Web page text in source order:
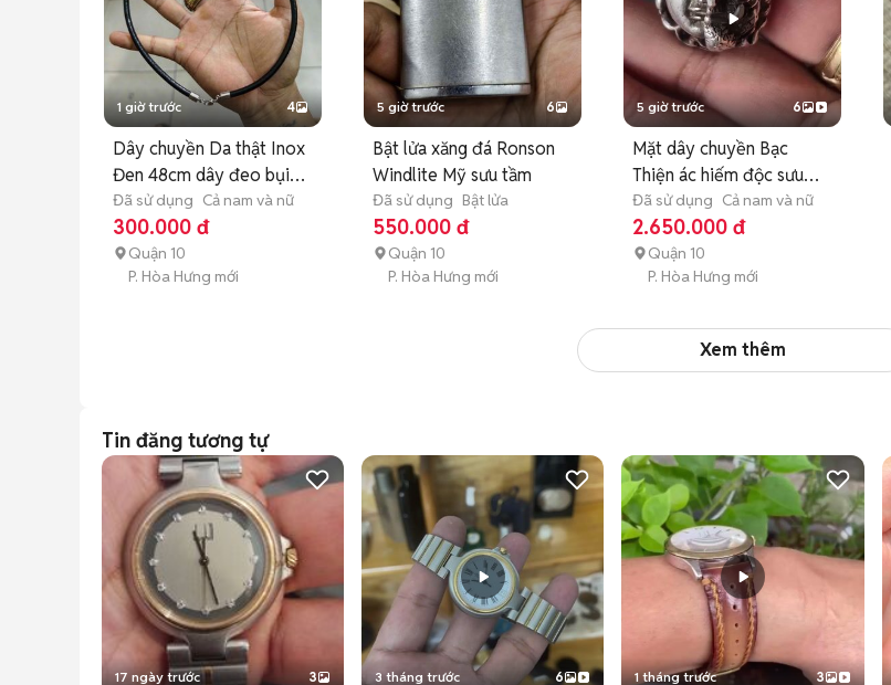
1 giờ trước 4
Dây chuyền Da thật Inox
Đen 48cm dây đeo bụi
chất
Đã sử dụng Cả nam và nữ
300.000 đ
Quận 10
P. Hòa Hưng mới
5 giờ trước 6
Bật lửa xăng đá Ronson
Windlite Mỹ sưu tầm
Đã sử dụng Bật lửa
550.000 đ
Quận 10
P. Hòa Hưng mới
5 giờ trước 6
Mặt dây chuyền Bạc
Thiện ác hiếm độc sưu
tầm
Đã sử dụng Cả nam và nữ
2.650.000 đ
Quận 10
P. Hòa Hưng mới
Xem thêm
Tin đăng tương tự
17 ngày trước 3 3 tháng trước 6 1 tháng trước 3